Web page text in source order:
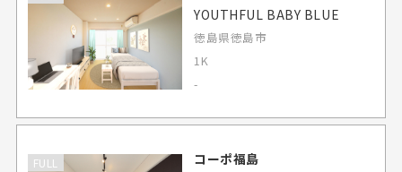
YOUTHFUL BABY BLUE
徳島県徳島市
1K
-
FULL
コーポ福島